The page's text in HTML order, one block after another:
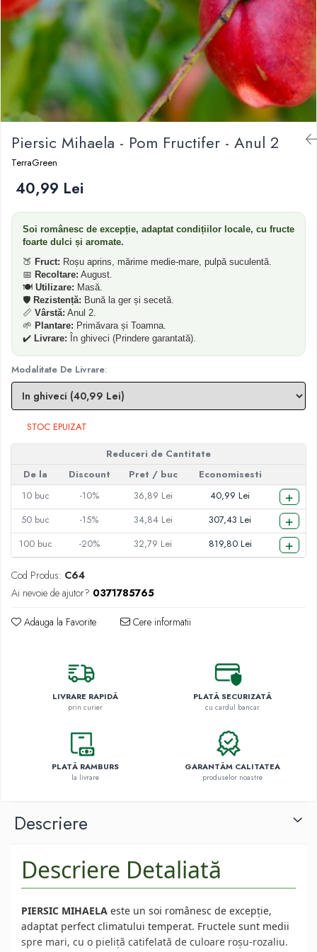
Dud
Corn
Smochin
Kaki
Mosmon
Migdal
Piersic Mihaela - Pom Fructifer - Anul 2
TerraGreen
40,99 Lei
Soi românesc de excepție, adaptat condițiilor locale, cu fructe
foarte dulci și aromate.
🍑 Fruct: Roșu aprins, mărime medie-mare, pulpă suculentă.
📅 Recoltare: August.
🍽️ Utilizare: Masă.
🛡️ Rezistență: Bună la ger și secetă.
📏 Vârstă: Anul 2.
🌱 Plantare: Primăvara și Toamna.
✔️ Livrare: În ghiveci (Prindere garantată).
Modalitate De Livrare:
STOC EPUIZAT
Reduceri de Cantitate
De la
Discount Pret / buc
Economisesti
10buc -10% 36,89 Lei 40,99 Lei +
50 buc -15% 34,84 Lei 307,43 Lei +
100buc -20% 32,79 Lei 819,80 Lei +
Cod Produs: C64
Ai nevoie de ajutor? 0371785765
Adauga la Favorite Cere informatii
LIVRARE RAPIDĂ
prin curier
PLATĂ SECURIZATĂ
cu cardul bancar
PLATĂ RAMBURS
la livrare
GARANTĂM CALITATEA
produselor noastre
Descriere
Descriere Detaliată
PIERSIC MIHAELA este un soi românesc de excepție,
adaptat perfect climatului temperat. Fructele sunt medii
spre mari, cu o pieliță catifelată de culoare roșu-rozaliu.